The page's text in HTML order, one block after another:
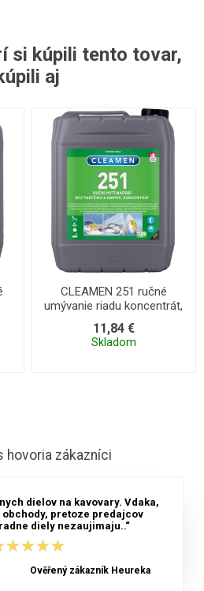
si kúpili tento tovar,
aj
CLEAMEN 251 ručné
umývanie riadu koncentrát,
bez parfumov a farbív 5 l
11,84 €
Skladom
hovoria zákazníci
dielov na kavovary. Vdaka,
obchody, pretoze predajcov
diely nezaujimaju..“
Ověřený zákazník Heureka